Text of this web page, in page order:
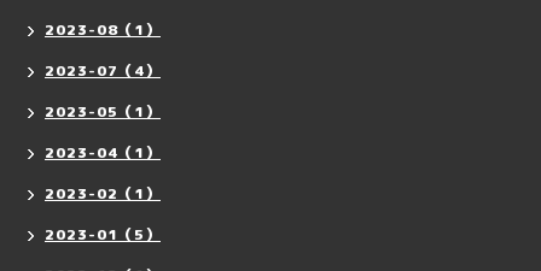
2023-08（1）
2023-07（4）
2023-05（1）
2023-04（1）
2023-02（1）
2023-01（5）